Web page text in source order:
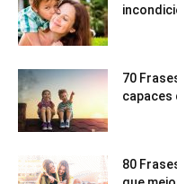
70
capaces
80